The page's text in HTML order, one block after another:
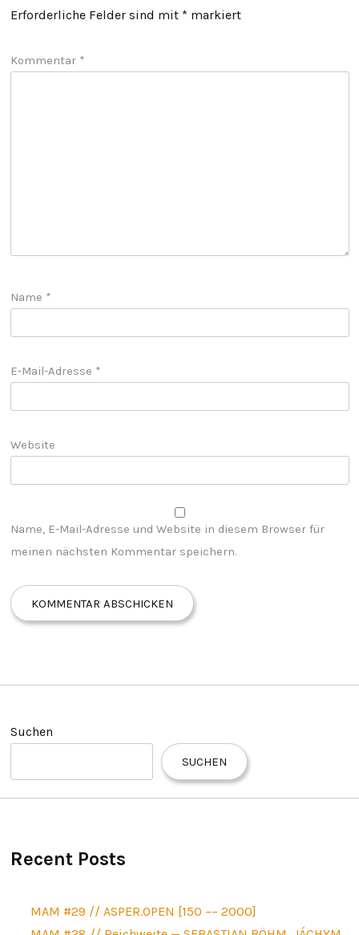
Erforderliche Felder sind mit * markiert
Kommentar *
Name *
E-Mail-Adresse *
Website
Name, E-Mail-Adresse und Website in diesem Browser für
meinen nächsten Kommentar speichern.
Suchen
SUCHEN
Recent Posts
MAM #29 // ASPER.OPEN [150 –– 2000]